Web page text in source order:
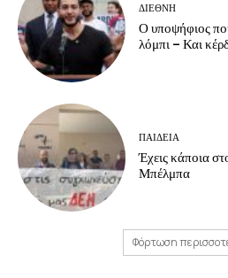
ΔΙΕΘΝΗ
Ο υποψήφιος
λόμπι – Και
ΠΑΙΔΕΙΑ
Έχεις κάποια
Μπέλμπα
Φόρτωση